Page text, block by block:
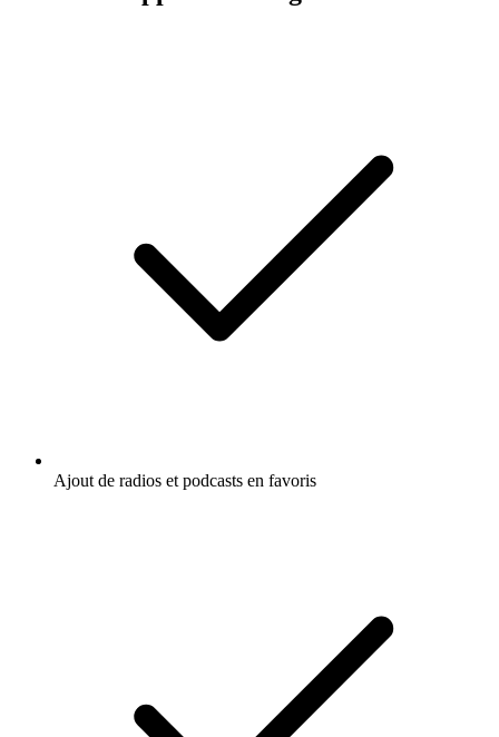
Ajout de radios et podcasts en favoris